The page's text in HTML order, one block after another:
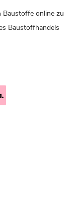
Baustoffe online zu
Baustoffhandels